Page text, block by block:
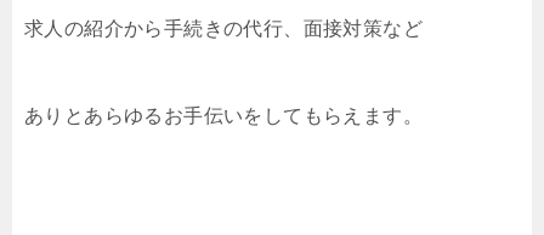
求人の紹介から手続きの代行、面接対策など
ありとあらゆるお手伝いをしてもらえます。